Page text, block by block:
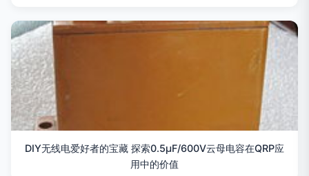
DIY无线电爱好者的宝藏 探索0.5μF/600V云母电容在QRP应
用中的价值